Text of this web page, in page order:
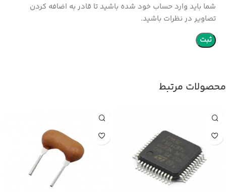
شما باید وارد حساب خود شده باشید تا قادر به اضافه کردن
تصاویر در نظرات باشید.
محصولات مرتبط